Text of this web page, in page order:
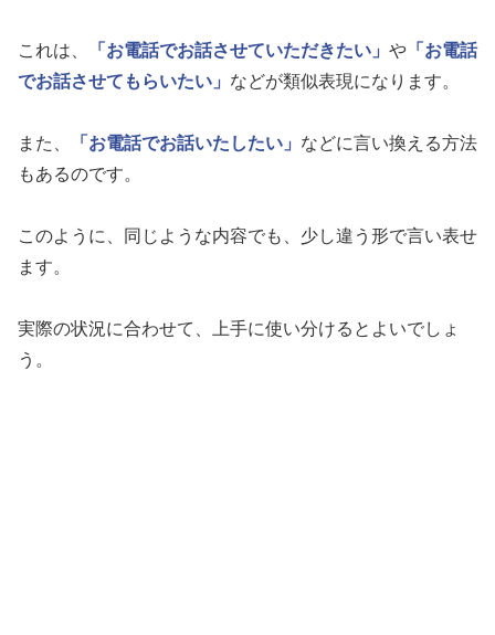
これは、 「お電話でお話させていただきたい」 や 「お電話
でお話させてもらいたい」 などが類似表現になります。
また、 「お電話でお話いたしたい」 などに言い換える方法
もあるのです。
このように、同じような内容でも、少し違う形で言い表せ
ます。
実際の状況に合わせて、上手に使い分けるとよいでしょ
う。